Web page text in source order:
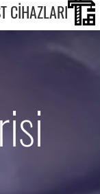
CIHAZLARI